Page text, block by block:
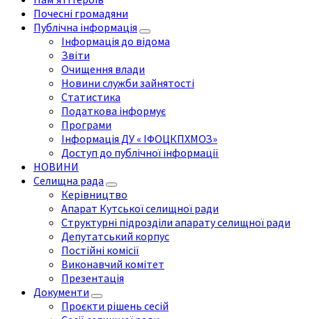
Почесні громадяни
Публічна інформація
Інформація до відома
Звіти
Очищення влади
Новини служби зайнятості
Статистика
Податкова інформує
Програми
Інформація ДУ « ІФОЦКПХМОЗ»
Доступ до публічної інформації
НОВИНИ
Селищна рада
Керівництво
Апарат Кутської селищної ради
Структурні підрозділи апарату селищної ради
Депутатський корпус
Постійні комісії
Виконавчий комітет
Презентація
Документи
Проєкти рішень сесій